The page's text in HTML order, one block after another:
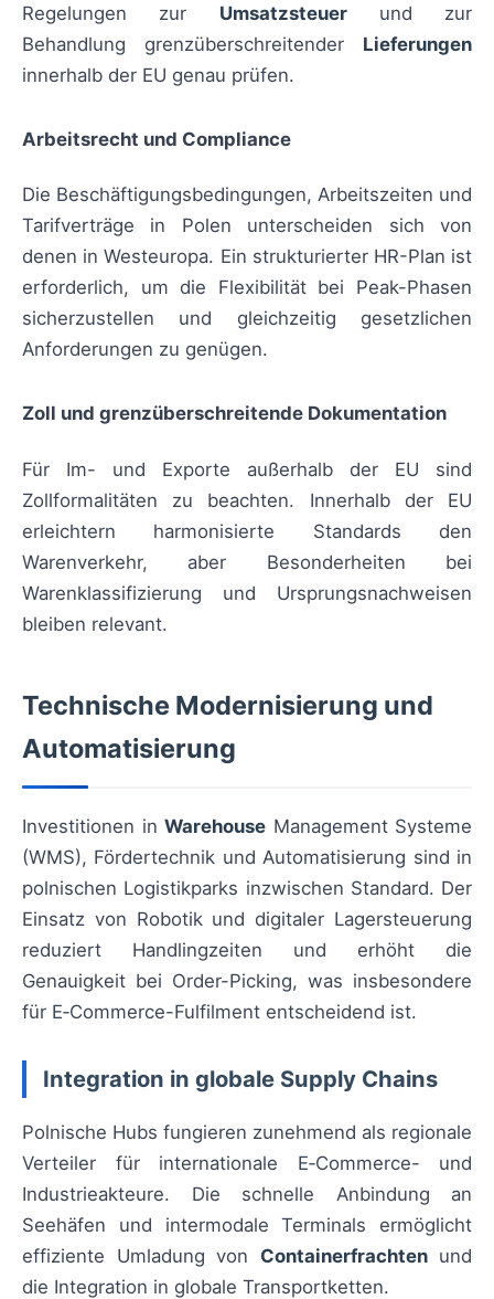
Regelungen zur Umsatzsteuerund zur
Behandlung grenzüberschreitender Lieferungen
innerhalb der EU genau prüfen.
Arbeitsrecht und Compliance
Die Beschäftigungsbedingungen, Arbeitszeiten und
Tarifverträge in Polen unterscheiden sich von
denen in Westeuropa. Ein strukturierter HR-Plan ist
erforderlich, um die Flexibilität bei Peak-Phasen
sicherzustellen und gleichzeitig gesetzlichen
Anforderungen zu genügen.
Zoll und grenzüberschreitende Dokumentation
Für Im- und Exporte außerhalb der EU sind
Zollformalitäten zu beachten. Innerhalb der EU
erleichtern harmonisierte Standards den
Warenverkehr, aber Besonderheiten bei
Warenklassifizierung und Ursprungsnachweisen
bleiben relevant.
Technische Modernisierung und
Automatisierung
Investitionen in Warehouse Management Systeme
(WMS), Fördertechnik und Automatisierung sind in
polnischen Logistikparks inzwischen Standard. Der
Einsatz von Robotik und digitaler Lagersteuerung
reduziert Handlingzeiten und erhöht die
Genauigkeit bei Order-Picking, was insbesondere
für E‑Commerce-Fulfilment entscheidend ist.
Integration in globale Supply Chains
Polnische Hubs fungieren zunehmend als regionale
Verteiler für internationale E‑Commerce- und
Industrieakteure. Die schnelle Anbindung an
Seehäfen und intermodale Terminals ermöglicht
effiziente Umladung von Containerfrachtenund
die Integration in globale Transportketten.